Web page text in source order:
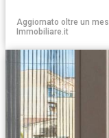
Aggiornato oltre un
Immobiliare.it